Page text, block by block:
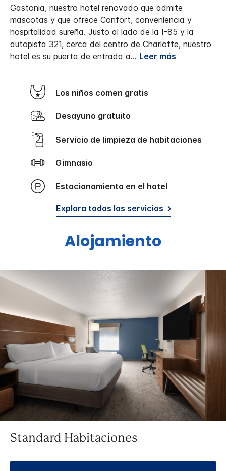
Gastonia, nuestro hotel renovado que admite
mascotas y que ofrece Confort, conveniencia y
hospitalidad sureña. Justo al lado de la I-85 y la
autopista 321, cerca del centro de Charlotte, nuestro
hotel es su puerta de entrada a... Leer más
Los niños comen gratis
Desayuno gratuito
Servicio de limpieza de habitaciones
Gimnasio
Estacionamiento en el hotel
Explora todos los servicios
Alojamiento
Standard Habitaciones